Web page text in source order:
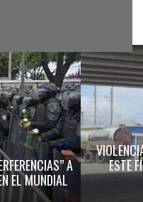
A
EL MUNDIAL
ESTE